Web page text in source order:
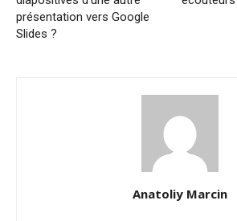
présentation vers Google
Slides ?
Anatoliy Marcin